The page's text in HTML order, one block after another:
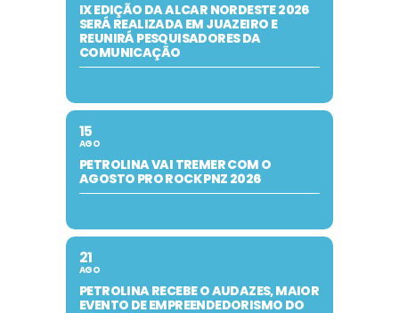
IX EDIÇÃO DA ALCAR NORDESTE 2026
SERÁ REALIZADA EM JUAZEIRO E
REUNIRÁ PESQUISADORES DA
COMUNICAÇÃO
15
AGO
PETROLINA VAI TREMER COM O
AGOSTO PRO ROCK PNZ 2026
21
AGO
PETROLINA RECEBE O AUDAZES, MAIOR
EVENTO DE EMPREENDEDORISMO DO